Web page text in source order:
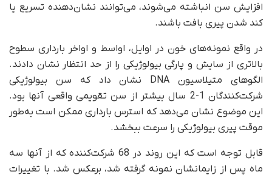
افزایش سن انباشته می‌شوند، می‌توانند نشان‌دهنده تسریع یا
کند شدن پیری بافت باشند.
در واقع نمونه‌های خون در اوایل، اواسط و اواخر بارداری سطوح
بالاتری از سایش و پارگی بیولوژیکی را از حد انتظار نشان دادند.
الگوهای متیلاسیون DNA نشان داد که سن بیولوژیکی
شرکت‌کنندگان 1-2 سال بیشتر از سن تقویمی واقعی آنها بود.
این موضوع نشان می‌دهد که استرس بارداری ممکن است به‌طور
موقت پیری بیولوژیکی را سرعت ببخشد.
قابل توجه است که این روند در 68 شرکت‌کننده که از آنها سه
ماه پس از زایمانشان نمونه گرفته شد، برعکس شد. با تغییرات